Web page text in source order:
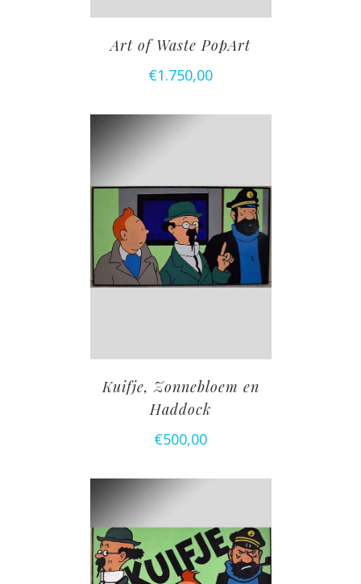
Art of Waste PopArt
€1.750,00
Kuifje, Zonnebloem en
Haddock
€500,00